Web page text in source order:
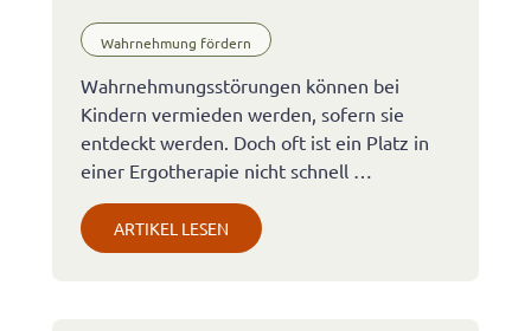
Wahrnehmung fördern
Wahrnehmungsstörungen können bei
Kindern vermieden werden, sofern sie
entdeckt werden. Doch oft ist ein Platz in
einer Ergotherapie nicht schnell …
ARTIKEL LESEN